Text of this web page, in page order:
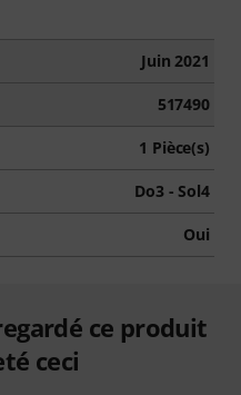
Juin 2021
517490
1 Pièce(s)
Do3 - Sol4
Oui
ce produit
ceci